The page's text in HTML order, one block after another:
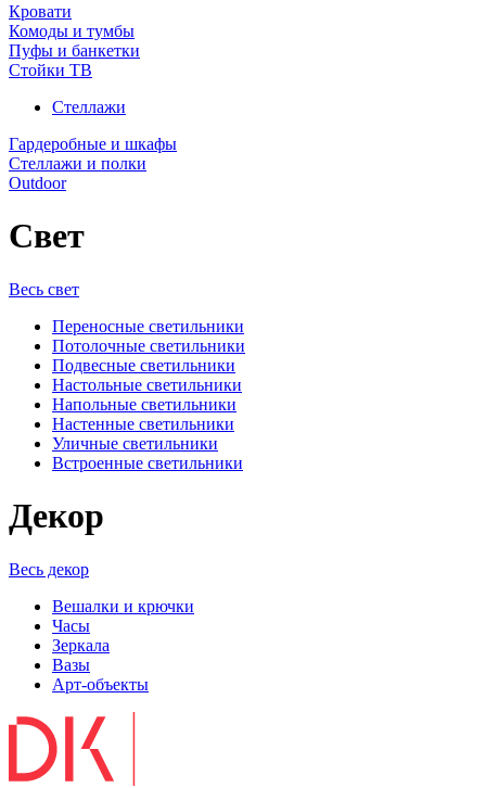
Кровати
Комоды и тумбы
Пуфы и банкетки
Стойки ТВ
Стеллажи
Гардеробные и шкафы
Стеллажи и полки
Outdoor
Свет
Весь свет
Переносные светильники
Потолочные светильники
Подвесные светильники
Настольные светильники
Напольные светильники
Настенные светильники
Уличные светильники
Встроенные светильники
Декор
Весь декор
Вешалки и крючки
Часы
Зеркала
Вазы
Арт-объекты